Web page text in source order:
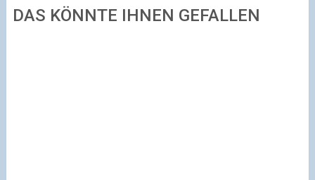
DAS KÖNNTE IHNEN GEFALLEN